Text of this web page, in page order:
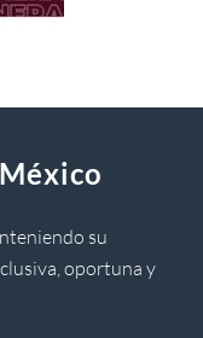
su
oportuna y